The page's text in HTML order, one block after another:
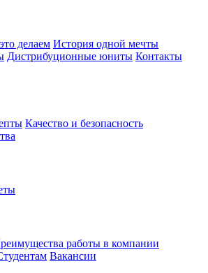
делаем История одной мечты
Дистрибуционные юниты Контакты
Качество и безопасность
работы в компании
Вакансии